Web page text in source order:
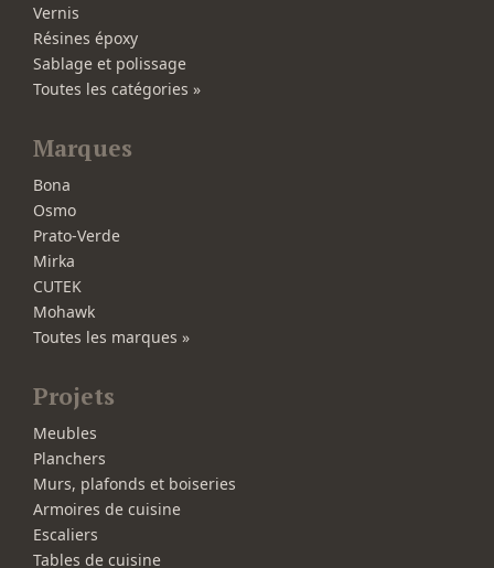
Vernis
Résines époxy
Sablage et polissage
Toutes les catégories »
Marques
Bona
Osmo
Prato-Verde
Mirka
CUTEK
Mohawk
Toutes les marques »
Projets
Meubles
Planchers
Murs, plafonds et boiseries
Armoires de cuisine
Escaliers
Tables de cuisine